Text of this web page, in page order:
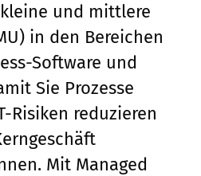
und mittlere
in den Bereichen
Software und
Sie Prozesse
Risiken reduzieren
Mit Managed